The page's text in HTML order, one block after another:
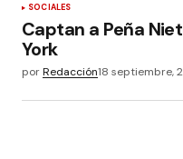
SOCIALES
Captan a Peña
York
porRedacción18 septiembre,